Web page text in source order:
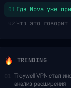
01 Где Nova уже
02 Что это говорит
TRENDING
01 Troywell VPN стал
анализ расширения